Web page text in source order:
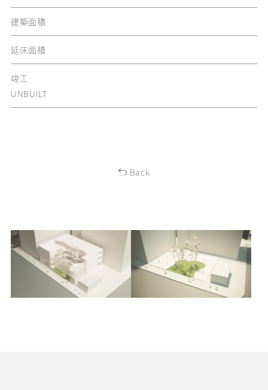
建築面積
延床面積
竣工
UNBUILT
Back